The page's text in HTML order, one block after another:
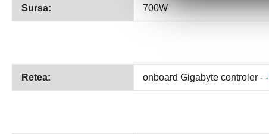
Sursa: 700W
Retea: onboard Gigabyte controler - -